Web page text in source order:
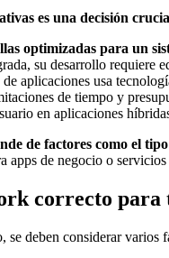
es una decisión
optimizadas para un
su desarrollo requiere
de aplicaciones usa
de tiempo y
en aplicaciones
de factores como el
apps de negocio o
correcto para
se deben considerar varios